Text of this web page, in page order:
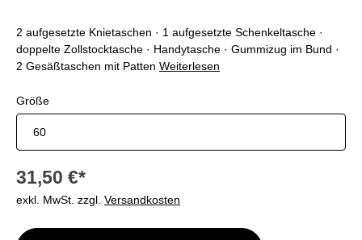
2 aufgesetzte Knietaschen · 1 aufgesetzte Schenkeltasche ·
doppelte Zollstocktasche · Handytasche · Gummizug im Bund ·
2 Gesäßtaschen mit Patten Weiterlesen
Größeauswählen
31,50 €*
exkl. MwSt. zzgl. Versandkosten